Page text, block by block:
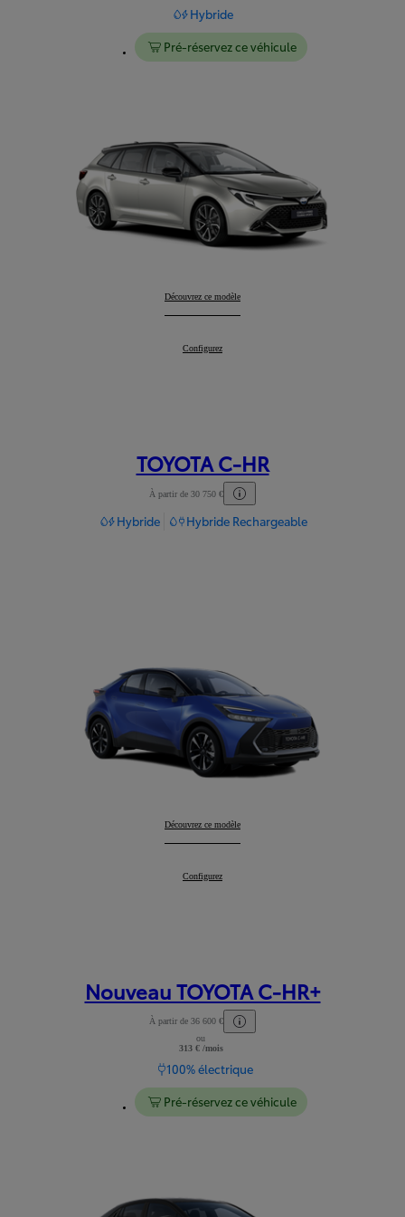
Hybride
Pré-réservez ce véhicule
Corolla Touring Sports
Découvrez ce modèle
Corolla Touring Sports
Configurez
TOYOTA C-HR
À partir de 30 750 €
Hybride Hybride Rechargeable
TOYOTA C-HR:
Découvrez ce modèle
TOYOTA C-HR
Configurez
Nouveau TOYOTA C-HR+
À partir de 36 600 €
ou
313 € /moisLire les mentions légales
100% électrique
Pré-réservez ce véhicule